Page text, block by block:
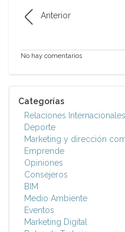
Anterior
No hay comentarios
Categorías
Relaciones Internacionales
Deporte
Marketing y dirección
Emprende
Opiniones
Consejeros
BIM
Medio Ambiente
Eventos
Marketing Digital